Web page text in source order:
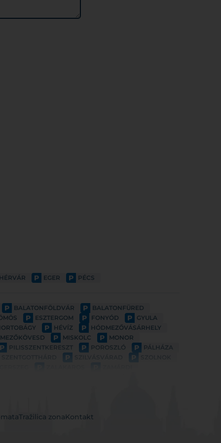
P EGER P PÉCS
P BALATONFÖLDVÁR P
BALATONFÜRED
P ESZTERGOM P FONYÓD P
GYULA
P HÉVÍZ P
HÓDMEZŐVÁSÁRHELY
MEZŐKÖVESD
P MISKOLC P MONOR
P PILISSZENTKERESZT P POROSZLÓ P
PÁLHÁZA
P P
Tražilica zonaKontakt